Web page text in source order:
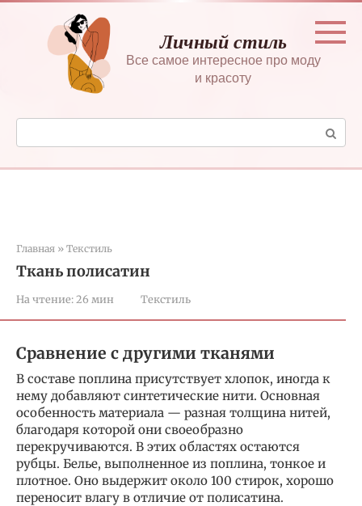
Перейти
контенту
Личный стиль
Все самое интересное про моду
и красоту
Поиск:
Главная » Текстиль
Ткань полисатин
На чтение: 26 мин Текстиль
Сравнение с другими тканями
В составе поплина присутствует хлопок, иногда к
нему добавляют синтетические нити. Основная
особенность материала — разная толщина нитей,
благодаря которой они своеобразно
перекручиваются. В этих областях остаются
рубцы. Белье, выполненное из поплина, тонкое и
плотное. Оно выдержит около 100 стирок, хорошо
переносит влагу в отличие от полисатина.